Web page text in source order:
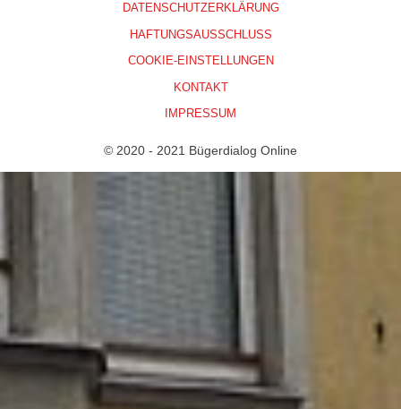
DATENSCHUTZERKLÄRUNG
HAFTUNGSAUSSCHLUSS
COOKIE-EINSTELLUNGEN
KONTAKT
IMPRESSUM
© 2020 - 2021 Bügerdialog Online